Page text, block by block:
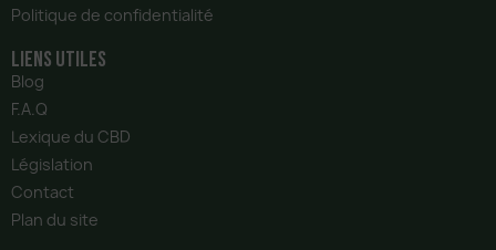
Politique de confidentialité
liens utiles
Blog
F.A.Q
Lexique du CBD
Législation
Contact
Plan du site